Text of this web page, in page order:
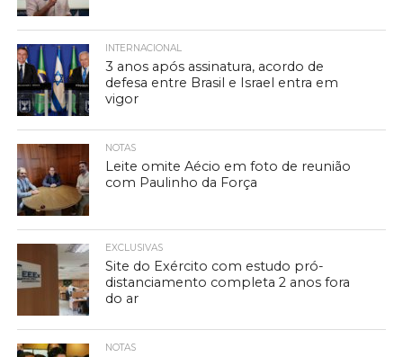
INTERNACIONAL
3 anos após assinatura, acordo de
defesa entre Brasil e Israel entra em
vigor
NOTAS
Leite omite Aécio em foto de reunião
com Paulinho da Força
EXCLUSIVAS
Site do Exército com estudo pró-
distanciamento completa 2 anos fora
do ar
NOTAS